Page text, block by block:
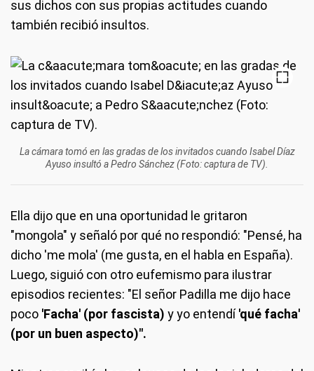
sus dichos con sus propias actitudes cuando
también recibió insultos.
La cámara tomó en las gradas de los invitados cuando Isabel Díaz
Ayuso insultó a Pedro Sánchez (Foto: captura de TV).
Ella dijo que en una oportunidad le gritaron
"mongola" y señaló por qué no respondió: "Pensé, ha
dicho 'me mola' (me gusta, en el habla en España).
Luego, siguió con otro eufemismo para ilustrar
episodios recientes: "El señor Padilla me dijo hace
poco 'Facha' (por fascista) y yo entendí'qué facha'
(por un buen aspecto)".